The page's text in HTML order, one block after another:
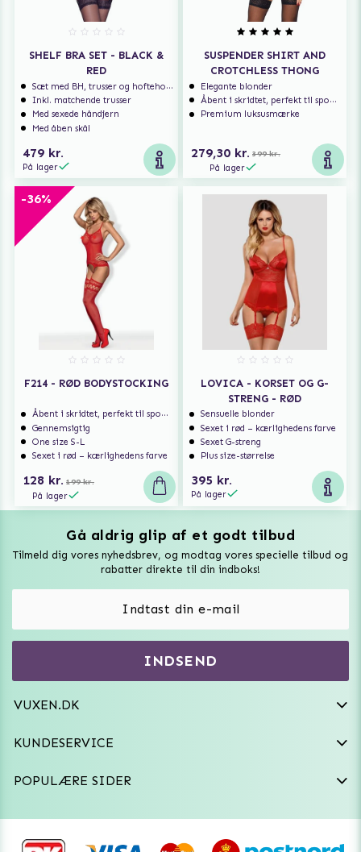
SHELF BRA SET - BLACK &
RED
Sæt med BH, trusser og hofteholder
Inkl. matchende trusser
Med sexede håndjern
Med åben skål
479 kr.
På lager
SUSPENDER SHIRT AND
CROTCHLESS THONG
Elegante blonder
Åbent i skridtet, perfekt til spontan sex
Premium luksusmærke
279,30 kr. 399 kr.
På lager
-36%
F214 - RØD BODYSTOCKING
Åbent i skridtet, perfekt til spontan sex
Gennemsigtig
One size S-L
Sexet i rød – kærlighedens farve
128 kr. 199 kr.
På lager
LOVICA - KORSET OG G-
STRENG - RØD
Sensuelle blonder
Sexet i rød – kærlighedens farve
Sexet G-streng
Plus size-størrelse
395 kr.
På lager
Gå aldrig glip af et godt tilbud
Tilmeld dig vores nyhedsbrev, og modtag vores specielle tilbud og
rabatter direkte til din indboks!
INDSEND
VUXEN.DK
VAT: SE556744520901
kundeservice@vuxen.dk
KUNDESERVICE
Fortryd aftale
POPULÆRE SIDER
Vuxen Magazine
Vibratorer
Frækt undertøj